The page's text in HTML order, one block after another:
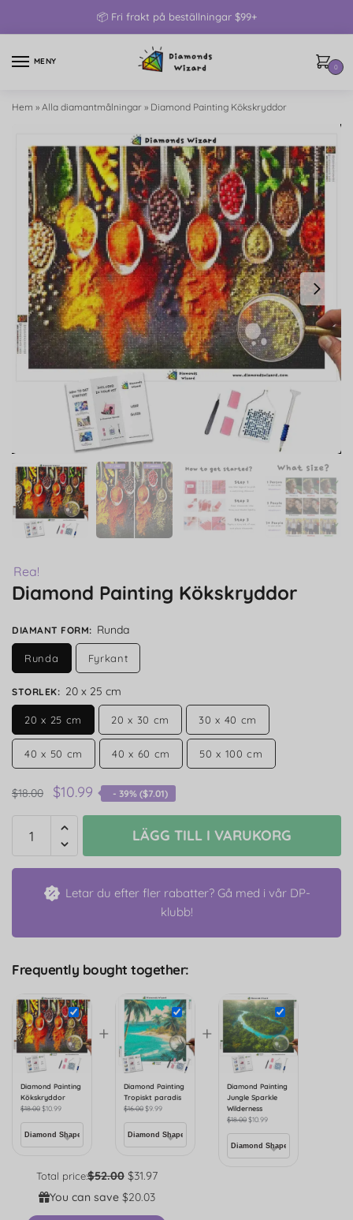
📦 Fri frakt på beställningar $99+
MENY
0
Hem » Alla diamantmålningar » Diamond Painting Kökskryddor
Rea!
Diamond Painting Kökskryddor
DIAMANT FORM: Runda
Runda Fyrkant
STORLEK: 20 x 25 cm
20 x 25 cm 20 x 30 cm 30 x 40 cm
40 x 50 cm 40 x 60 cm 50 x 100 cm
$18.00 $10.99 - 39% ($7.01)
LÄGG TILL I VARUKORG
Letar du efter fler rabatter? Gå med i vår DP-
klubb!
Frequently bought together:
Diamond Painting
Kökskryddor
$18.00$10.99
+
Diamond Painting
Tropiskt paradis
$16.00$9.99
+
Diamond Painting
Jungle Sparkle
Wilderness
$18.00$10.99
Total price:$52.00 $31.97
You can save $20.03